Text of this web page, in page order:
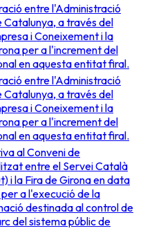
entre l'Administració
a través del
i Coneixement i la
per a l'increment del
en aquesta entitat firal.
entre l'Administració
a través del
i Coneixement i la
per a l'increment del
en aquesta entitat firal.
al Conveni de
entre el Servei Català
i la Fira de Girona en data
a l'execució de la
destinada al control de
del sistema públic de